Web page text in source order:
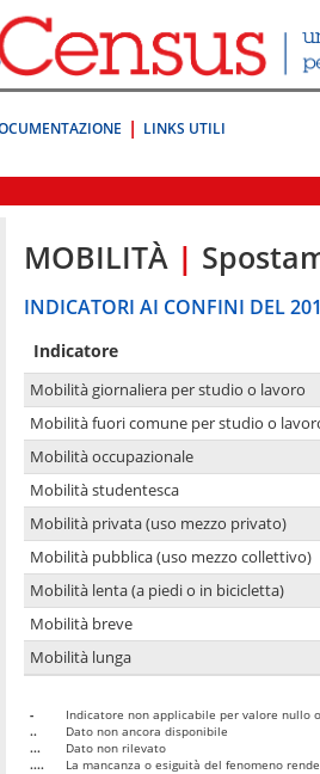
LINKS UTILI
MOBILITÀ |
INDICATORI AI CONFINI DEL
Indicatore
Mobilità giornaliera per studio o lavoro
Mobilità fuori comune per studio o
Mobilità occupazionale
Mobilità studentesca
Mobilità privata (uso mezzo privato)
Mobilità pubblica (uso mezzo collettivo)
Mobilità lenta (a piedi o in bicicletta)
Mobilità breve
Mobilità lunga
-
Indicatore non applicabile per valore nullo
..
Dato non ancora disponibile
...
Dato non rilevato
....
La mancanza o esiguità del fenomeno